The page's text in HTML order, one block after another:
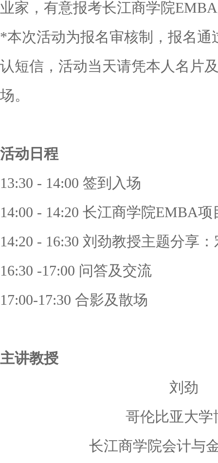
业家，有意报考长江商学院
*本次活动为报名审核制，报名通
认短信，活动当天请凭本人名片
场。
活动日程
13:30 - 14:00 签到入场
14:00 - 14:20 长江商学院EMBA项
14:20 - 16:30 刘劲教授主题分享
16:30 -17:00 问答及交流
17:00-17:30 合影及散场
主讲教授
刘劲
哥伦比亚大学
长江商学院会计与